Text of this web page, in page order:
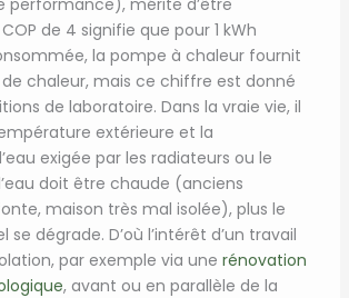
de 4 signifie que pour 1 kWh
la pompe à chaleur fournit
chaleur, mais ce chiffre est donné
de laboratoire. Dans la vraie vie, il
extérieure et la
exigée par les radiateurs ou le
doit être chaude (anciens
maison très mal isolée), plus le
dégrade. D’où l’intérêt d’un travail
par exemple via une rénovation
, avant ou en parallèle de la